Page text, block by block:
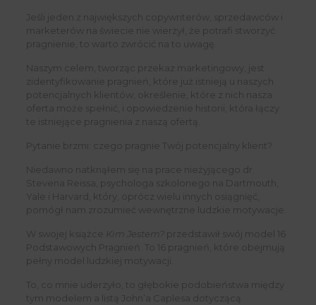
Jeśli jeden z największych copywriterów, sprzedawców i
marketerów na świecie nie wierzył, że potrafi stworzyć
pragnienie, to warto zwrócić na to uwagę.
Naszym celem, tworząc przekaz marketingowy, jest
zidentyfikowanie pragnień, które już istnieją u naszych
potencjalnych klientów, określenie, które z nich nasza
oferta może spełnić, i opowiedzenie historii, która łączy
te istniejące pragnienia z naszą ofertą.
Pytanie brzmi: czego pragnie Twój potencjalny klient?
Niedawno natknąłem się na prace nieżyjącego dr.
Stevena Reissa, psychologa szkolonego na Dartmouth,
Yale i Harvard, który, oprócz wielu innych osiągnięć,
pomógł nam zrozumieć wewnętrzne ludzkie motywacje.
W swojej książce Kim Jestem?
przedstawił swój model 16
Podstawowych Pragnień. To 16 pragnień, które obejmują
pełny model ludzkiej motywacji.
To, co mnie uderzyło, to głębokie podobieństwa między
tym modelem a listą John’a Caplesa dotyczącą